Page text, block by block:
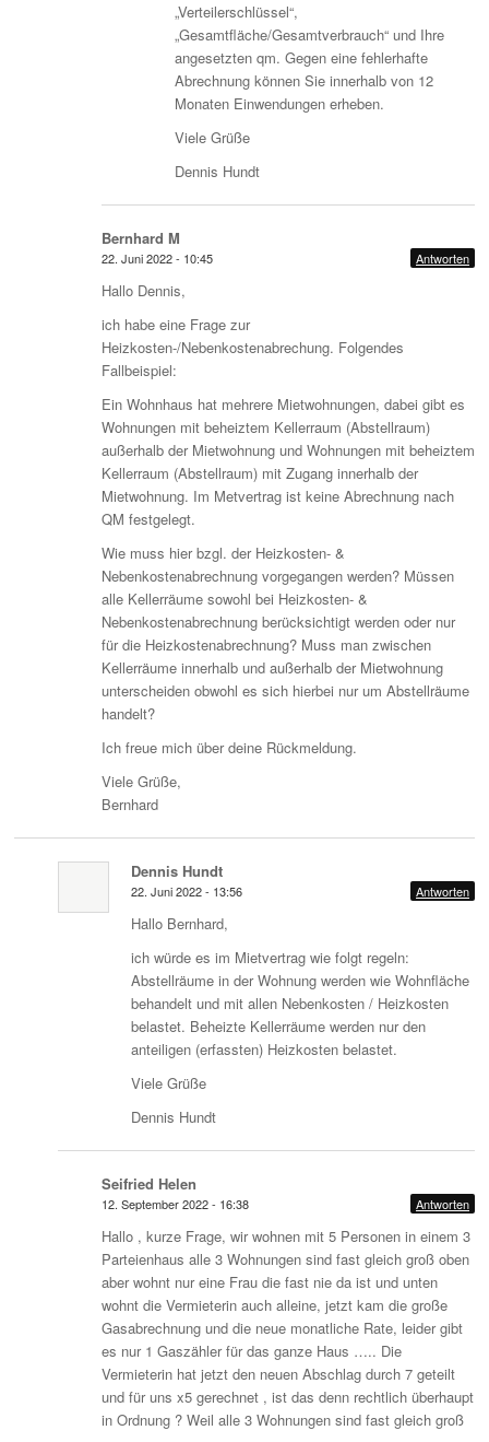
„Verteilerschlüssel“,
„Gesamtfläche/Gesamtverbrauch“ und Ihre
angesetzten qm. Gegen eine fehlerhafte
Abrechnung können Sie innerhalb von 12
Monaten Einwendungen erheben.
Viele Grüße
Dennis Hundt
Bernhard M
22. Juni 2022 - 10:45 Antworten
Hallo Dennis,
ich habe eine Frage zur
Heizkosten-/Nebenkostenabrechung. Folgendes
Fallbeispiel:
Ein Wohnhaus hat mehrere Mietwohnungen, dabei gibt es
Wohnungen mit beheiztem Kellerraum (Abstellraum)
außerhalb der Mietwohnung und Wohnungen mit beheiztem
Kellerraum (Abstellraum) mit Zugang innerhalb der
Mietwohnung. Im Metvertrag ist keine Abrechnung nach
QM festgelegt.
Wie muss hier bzgl. der Heizkosten- &
Nebenkostenabrechnung vorgegangen werden? Müssen
alle Kellerräume sowohl bei Heizkosten- &
Nebenkostenabrechnung berücksichtigt werden oder nur
für die Heizkostenabrechnung? Muss man zwischen
Kellerräume innerhalb und außerhalb der Mietwohnung
unterscheiden obwohl es sich hierbei nur um Abstellräume
handelt?
Ich freue mich über deine Rückmeldung.
Viele Grüße,
Bernhard
Dennis Hundt
22. Juni 2022 - 13:56 Antworten
Hallo Bernhard,
ich würde es im Mietvertrag wie folgt regeln:
Abstellräume in der Wohnung werden wie Wohnfläche
behandelt und mit allen Nebenkosten / Heizkosten
belastet. Beheizte Kellerräume werden nur den
anteiligen (erfassten) Heizkosten belastet.
Viele Grüße
Dennis Hundt
Seifried Helen
12. September 2022 - 16:38 Antworten
Hallo , kurze Frage, wir wohnen mit 5 Personen in einem 3
Parteienhaus alle 3 Wohnungen sind fast gleich groß oben
aber wohnt nur eine Frau die fast nie da ist und unten
wohnt die Vermieterin auch alleine, jetzt kam die große
Gasabrechnung und die neue monatliche Rate, leider gibt
es nur 1 Gaszähler für das ganze Haus ….. Die
Vermieterin hat jetzt den neuen Abschlag durch 7 geteilt
und für uns x5 gerechnet , ist das denn rechtlich überhaupt
in Ordnung ? Weil alle 3 Wohnungen sind fast gleich groß